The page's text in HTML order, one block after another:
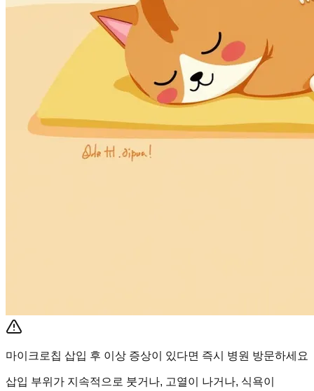
마이크로칩 삽입 후 이상 증상이 있다면 즉시 병원 방문하세요
삽입 부위가 지속적으로 붓거나, 고열이 나거나, 식욕이